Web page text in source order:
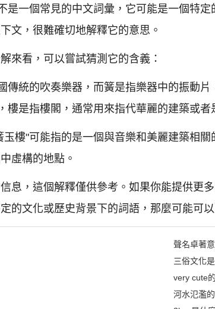
是一個常見的中文詞彙，它可能是一個特
文，很難確切地解釋它的意思。
來看，可以嘗試猜測它的含義：
傳統的吹奏樂器，而簧是指樂器中的振動片
樓是指樓閣，通常用來指代華麗的建築或者
樓"可能指的是一個與音樂和美麗建築相
虛構的地點。
息，這個解釋僅供參考。如果你能提供更
的文化或歷史背景下的詞語，那麼可能可
聲名卓著
三俗文化
very cute
河水氾濫